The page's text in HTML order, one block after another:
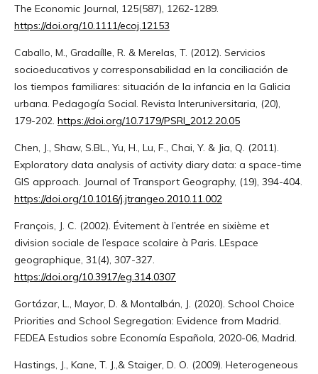
The Economic Journal, 125(587), 1262-1289.
https://doi.org/10.1111/ecoj.12153
Caballo, M., Gradaílle, R. & Merelas, T. (2012). Servicios
socioeducativos y corresponsabilidad en la conciliación de
los tiempos familiares: situación de la infancia en la Galicia
urbana. Pedagogía Social. Revista Interuniversitaria, (20),
179-202. https://doi.org/10.7179/PSRI_2012.20.05
Chen, J., Shaw, S.BL., Yu, H., Lu, F., Chai, Y. & Jia, Q. (2011).
Exploratory data analysis of activity diary data: a space-time
GIS approach. Journal of Transport Geography, (19), 394-404.
https://doi.org/10.1016/j.jtrangeo.2010.11.002
François, J. C. (2002). Évitement à l’entrée en sixième et
division sociale de l’espace scolaire à Paris. LEspace
geographique, 31(4), 307-327.
https://doi.org/10.3917/eg.314.0307
Gortázar, L., Mayor, D. & Montalbán, J. (2020). School Choice
Priorities and School Segregation: Evidence from Madrid.
FEDEA Estudios sobre Economía Española, 2020-06, Madrid.
Hastings, J., Kane, T. J.,& Staiger, D. O. (2009). Heterogeneous